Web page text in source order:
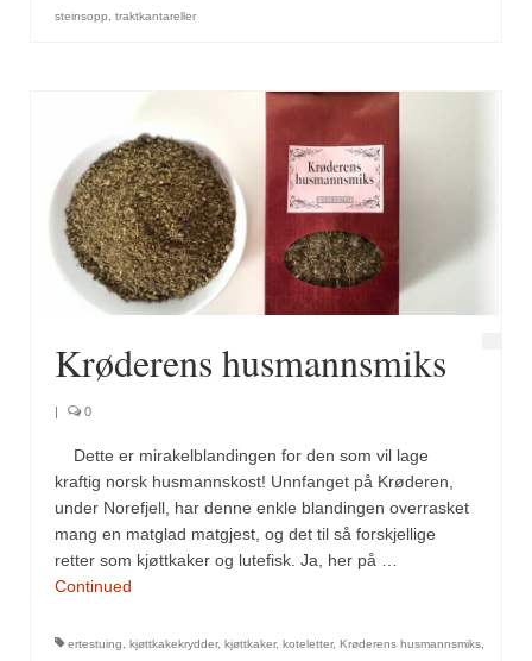
steinsopp, traktkantareller
Krøderens husmannsmiks
| 0
Dette er mirakelblandingen for den som vil lage
kraftig norsk husmannskost! Unnfanget på Krøderen,
under Norefjell, har denne enkle blandingen overrasket
mang en matglad matgjest, og det til så forskjellige
retter som kjøttkaker og lutefisk. Ja, her på …
Continued
ertestuing kjøttkakekrydder, kjøttkaker, koteletter, Krøderens husmannsmiks